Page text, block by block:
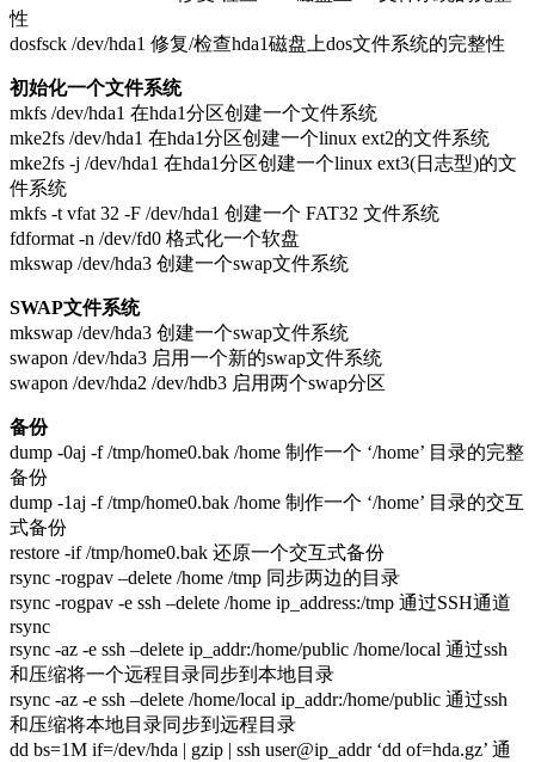
性
dosfsck /dev/hda1 修复/检查hda1磁盘上dos文件系统的完整性
初始化一个文件系统
mkfs /dev/hda1 在hda1分区创建一个文件系统
mke2fs /dev/hda1 在hda1分区创建一个linux ext2的文件系统
mke2fs -j /dev/hda1 在hda1分区创建一个linux ext3(日志型)的文
件系统
mkfs -t vfat 32 -F /dev/hda1 创建一个 FAT32 文件系统
fdformat -n /dev/fd0 格式化一个软盘
mkswap /dev/hda3 创建一个swap文件系统
SWAP文件系统
mkswap /dev/hda3 创建一个swap文件系统
swapon /dev/hda3 启用一个新的swap文件系统
swapon /dev/hda2 /dev/hdb3 启用两个swap分区
备份
dump -0aj -f /tmp/home0.bak /home 制作一个 ‘/home’ 目录的完整
备份
dump -1aj -f /tmp/home0.bak /home 制作一个 ‘/home’ 目录的交互
式备份
restore -if /tmp/home0.bak 还原一个交互式备份
rsync -rogpav –delete /home /tmp 同步两边的目录
rsync -rogpav -e ssh –delete /home ip_address:/tmp 通过SSH通道
rsync
rsync -az -e ssh –delete ip_addr:/home/public /home/local 通过ssh
和压缩将一个远程目录同步到本地目录
rsync -az -e ssh –delete /home/local ip_addr:/home/public 通过ssh
和压缩将本地目录同步到远程目录
dd bs=1M if=/dev/hda | gzip | ssh user@ip_addr ‘dd of=hda.gz’ 通